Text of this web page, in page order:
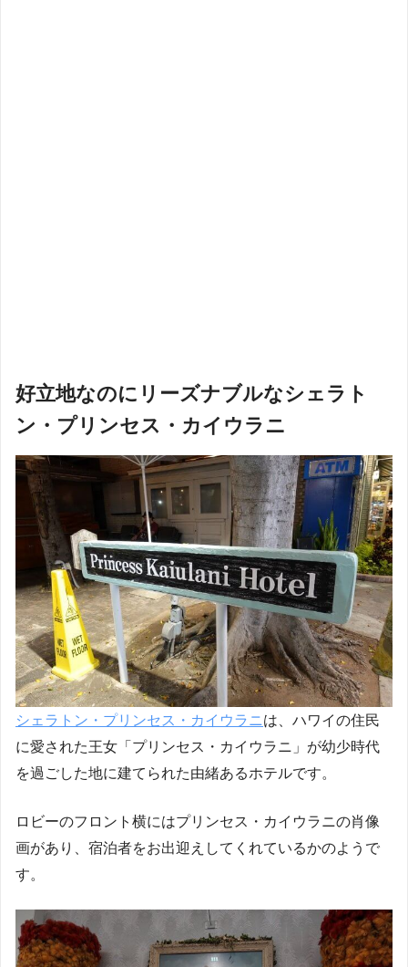
好立地なのにリーズナブルなシェラト
ン・プリンセス・カイウラニ
シェラトン・プリンセス・カイウラニは、ハワイの住民
に愛された王女「プリンセス・カイウラニ」が幼少時代
を過ごした地に建てられた由緒あるホテルです。
ロビーのフロント横にはプリンセス・カイウラニの肖像
画があり、宿泊者をお出迎えしてくれているかのようで
す。